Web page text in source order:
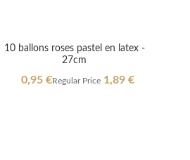
10 ballons roses pastel en latex -
27cm
Special
Price
0,95 €Regular Price 1,89 €